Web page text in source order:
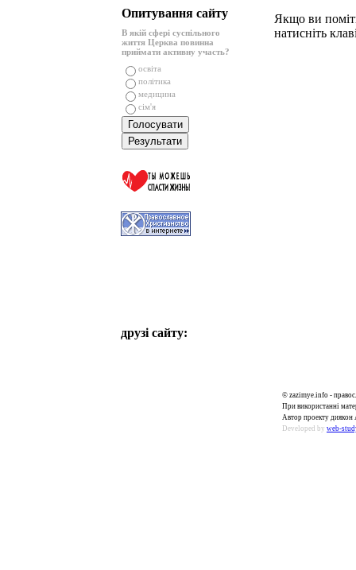
Опитування сайту
В якій сфері суспільного
життя Церква повинна
приймати активну участь?
освіта
політика
медицина
сім'я
друзі сайту:
Якщо ви
натисніть
© zazimye.info -
При використанні
Автор проекту диякон
Developed by web-